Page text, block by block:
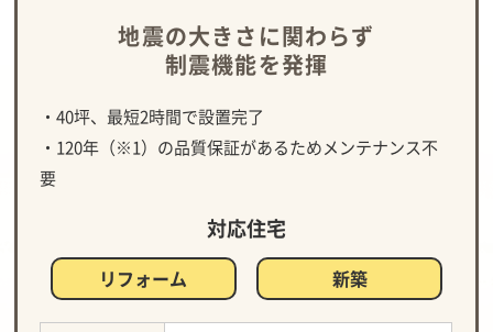
地震の大きさに関わらず
制震機能を発揮
・40坪、最短2時間で設置完了
・120年（※1）の品質保証があるためメンテナンス不
要
対応住宅
リフォーム 新築